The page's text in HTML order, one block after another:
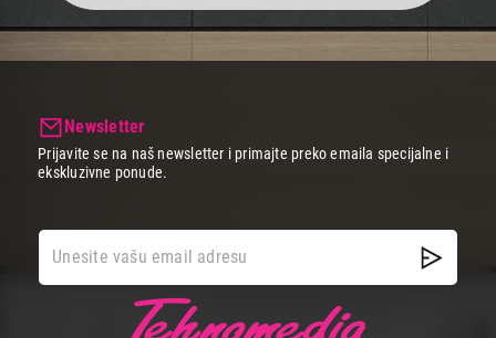
Newsletter
Prijavite se na naš newsletter i primajte preko emaila specijalne i
ekskluzivne ponude.